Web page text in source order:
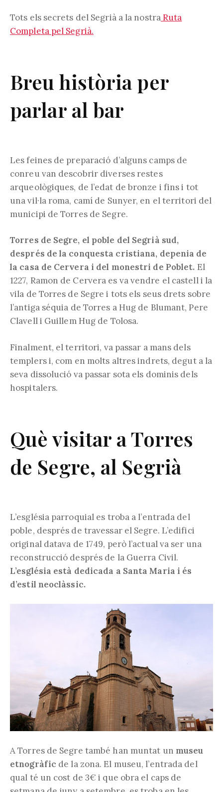
Tots els secrets del Segrià a la nostraRuta
Completa pel Segrià.
Breu història per
parlar al bar
Les feines de preparació d’alguns camps de
conreu van descobrir diverses restes
arqueològiques, de l’edat de bronze i fins i tot
una vil·la roma, camí de Sunyer, en el territori del
municipi de Torres de Segre.
Torres de Segre, el poble del Segrià sud,
després de la conquesta cristiana, depenia de
la casa de Cervera i del monestri de Poblet. El
1227, Ramon de Cervera es va vendre el castell i la
vila de Torres de Segre i tots els seus drets sobre
l’antiga séquia de Torres a Hug de Blumant, Pere
Clavell i Guillem Hug de Tolosa.
Finalment, el territori, va passar a mans dels
templers i, com en molts altres indrets, degut a la
seva dissolució va passar sota els dominis dels
hospitalers.
Què visitar a Torres
de Segre, al Segrià
L’església parroquial es troba a l’entrada del
poble, després de travessar el Segre. L’edifici
original datava de 1749, però l’actual va ser una
reconstrucció després de la Guerra Civil.
L’església està dedicada a Santa Maria i és
d’estil neoclàssic.
A Torres de Segre també han muntat un museu
etnogràfic de la zona. El museu, l’entrada del
qual té un cost de 3€ i que obra el caps de